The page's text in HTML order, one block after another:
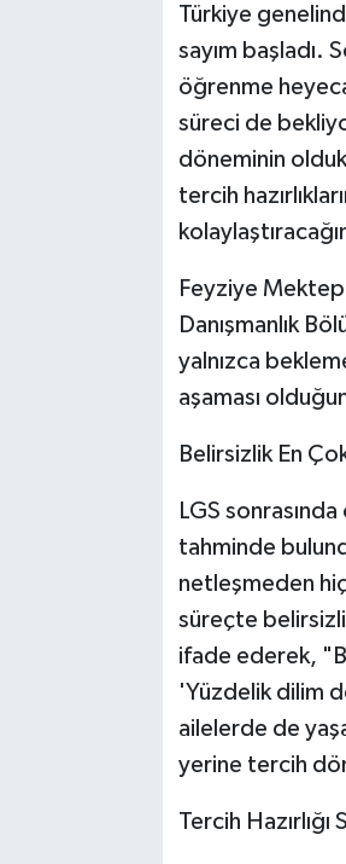
Türkiye
sayım başladı.
öğrenme
süreci de
döneminin
tercih
Feyziye
Danışmanlık
yalnızca
aşaması
Belirsizlik En
LGS
tahminde
netleşmeden
süreçte
ifade ederek,
'Yüzdelik dilim
ailelerde de
yerine tercih
Tercih